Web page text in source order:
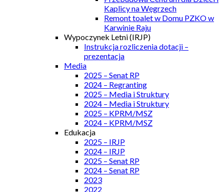
Kaplicy na Węgrzech
Remont toalet w Domu PZKO w
Karwinie Raju
Wypoczynek Letni (IRJP)
Instrukcja rozliczenia dotacji –
prezentacja
Media
2025 – Senat RP
2024 – Regranting
2025 – Media i Struktury
2024 – Media i Struktury
2025 – KPRM/MSZ
2024 – KPRM/MSZ
Edukacja
2025 – IRJP
2024 – IRJP
2025 – Senat RP
2024 – Senat RP
2023
2022